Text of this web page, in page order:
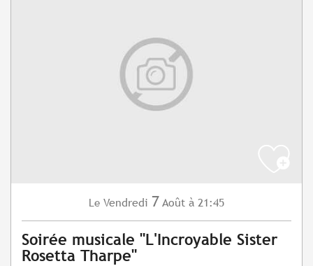
Le Vendredi 7 Août à 21:45
Soirée musicale "L'Incroyable Sister
Rosetta Tharpe"